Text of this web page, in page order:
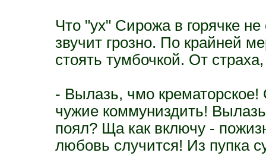
Что "ух" Сирожа в горячке
звучит грозно. По крайней
стоять тумбочкой. От
- Вылазь, чмо
чужие коммуниздить!
поял? Ща как включу -
любовь случится! Из пупка